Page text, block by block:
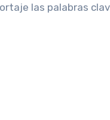
las palabras